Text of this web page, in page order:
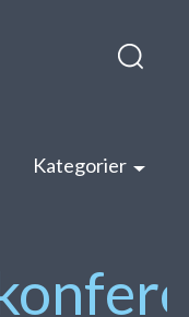
Kategorier
Sök
efter: